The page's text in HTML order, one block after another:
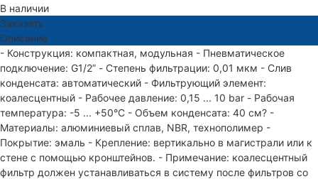
В наличии
Заказать
Описание
- Конструкция: компактная, модульная - Пневматическое
подключение: G1/2” - Степень фильтрации: 0,01 мкм - Слив
конденсата: автоматический - Фильтрующий элемент:
коалесцентный - Рабочее давление: 0,15 ... 10 bar - Рабочая
температура: -5 ... +50°C - Объем конденсата: 40 см? -
Материалы: алюминиевый сплав, NBR, технополимер -
Покрытие: эмаль - Крепление: вертикально в магистрали или к
стене с помощью кронштейнов. - Примечание: коалесцентный
фильтр должен устанавливаться в систему после фильтров со